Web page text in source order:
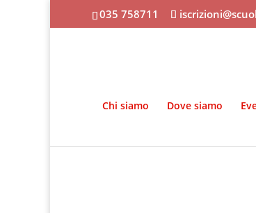
035 758711
Chi siamo Dove siamo